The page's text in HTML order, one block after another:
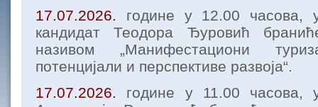
17.07.2026. године у 12.00 часова,
кандидат Теодора Ђуровић
називом „Манифестациони
потенцијали и перспективе развоја“.
17.07.2026. године у 11.00 часова,